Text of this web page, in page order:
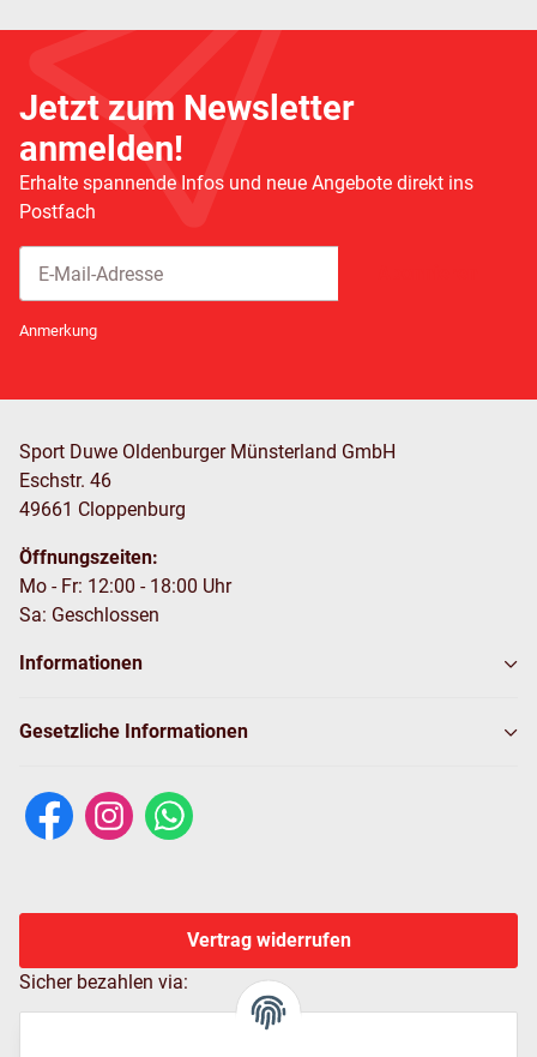
Jetzt zum Newsletter
anmelden!
Erhalte spannende Infos und neue Angebote direkt ins
Postfach
Anmerkung
Sport Duwe Oldenburger Münsterland GmbH
Eschstr. 46
49661 Cloppenburg
Öffnungszeiten:
Mo - Fr: 12:00 - 18:00 Uhr
Sa: Geschlossen
Informationen
Gesetzliche Informationen
Vertrag widerrufen
Sicher bezahlen via: